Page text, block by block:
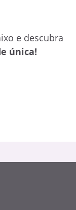
e descubra
única!